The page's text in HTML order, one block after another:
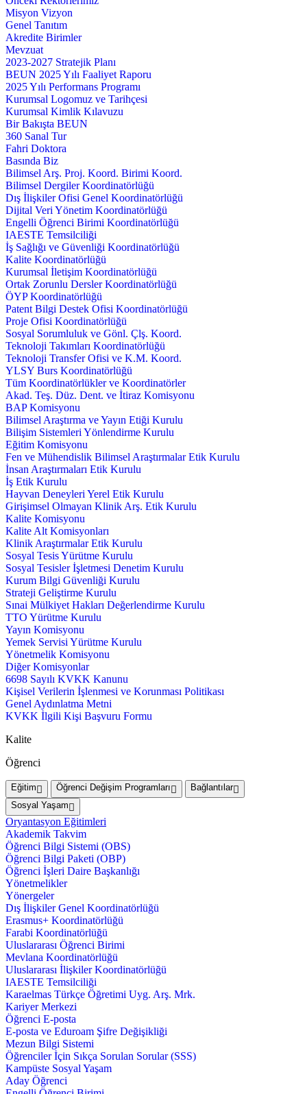
Misyon Vizyon
Genel Tanıtım
Akredite Birimler
Mevzuat
2023-2027 Stratejik Planı
BEUN 2025 Yılı Faaliyet Raporu
2025 Yılı Performans Programı
Kurumsal Logomuz ve Tarihçesi
Kurumsal Kimlik Kılavuzu
Bir Bakışta BEUN
360 Sanal Tur
Fahri Doktora
Basında Biz
Bilimsel Arş. Proj. Koord. Birimi Koord.
Bilimsel Dergiler Koordinatörlüğü
Dış İlişkiler Ofisi Genel Koordinatörlüğü
Dijital Veri Yönetim Koordinatörlüğü
Engelli Öğrenci Birimi Koordinatörlüğü
IAESTE Temsilciliği
İş Sağlığı ve Güvenliği Koordinatörlüğü
Kalite Koordinatörlüğü
Kurumsal İletişim Koordinatörlüğü
Ortak Zorunlu Dersler Koordinatörlüğü
ÖYP Koordinatörlüğü
Patent Bilgi Destek Ofisi Koordinatörlüğü
Proje Ofisi Koordinatörlüğü
Sosyal Sorumluluk ve Gönl. Çlş. Koord.
Teknoloji Takımları Koordinatörlüğü
Teknoloji Transfer Ofisi ve K.M. Koord.
YLSY Burs Koordinatörlüğü
Tüm Koordinatörlükler ve Koordinatörler
Akad. Teş. Düz. Dent. ve İtiraz Komisyonu
BAP Komisyonu
Bilimsel Araştırma ve Yayın Etiği Kurulu
Bilişim Sistemleri Yönlendirme Kurulu
Eğitim Komisyonu
Fen ve Mühendislik Bilimsel Araştırmalar Etik Kurulu
İnsan Araştırmaları Etik Kurulu
İş Etik Kurulu
Hayvan Deneyleri Yerel Etik Kurulu
Girişimsel Olmayan Klinik Arş. Etik Kurulu
Kalite Komisyonu
Kalite Alt Komisyonları
Klinik Araştırmalar Etik Kurulu
Sosyal Tesis Yürütme Kurulu
Sosyal Tesisler İşletmesi Denetim Kurulu
Kurum Bilgi Güvenliği Kurulu
Strateji Geliştirme Kurulu
Sınai Mülkiyet Hakları Değerlendirme Kurulu
TTO Yürütme Kurulu
Yayın Komisyonu
Yemek Servisi Yürütme Kurulu
Yönetmelik Komisyonu
Diğer Komisyonlar
6698 Sayılı KVKK Kanunu
Kişisel Verilerin İşlenmesi ve Korunması Politikası
Genel Aydınlatma Metni
KVKK İlgili Kişi Başvuru Formu
Kalite
Öğrenci
Eğitim Öğrenci Değişim Programları
Bağlantılar
Sosyal Yaşam
Oryantasyon Eğitimleri
Akademik Takvim
Öğrenci Bilgi Sistemi (OBS)
Öğrenci Bilgi Paketi (OBP)
Öğrenci İşleri Daire Başkanlığı
Yönetmelikler
Yönergeler
Dış İlişkiler Genel Koordinatörlüğü
Erasmus+ Koordinatörlüğü
Farabi Koordinatörlüğü
Uluslararası Öğrenci Birimi
Mevlana Koordinatörlüğü
Uluslararası İlişkiler Koordinatörlüğü
IAESTE Temsilciliği
Karaelmas Türkçe Öğretimi Uyg. Arş. Mrk.
Kariyer Merkezi
Öğrenci E-posta
E-posta ve Eduroam Şifre Değişikliği
Mezun Bilgi Sistemi
Öğrenciler İçin Sıkça Sorulan Sorular (SSS)
Kampüste Sosyal Yaşam
Aday Öğrenci